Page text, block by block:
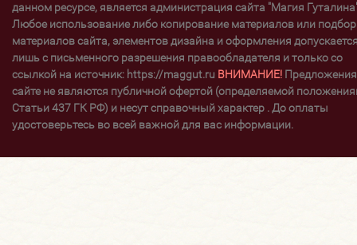
данном ресурсе, является администрация сайта "Магия
Любое использование либо копирование материалов или
материалов сайта, элементов дизайна и оформления
лишь с письменного разрешения правообладателя и только со
ссылкой на источник: https://maggut.ru ВНИМАНИЕ!
сайте не являются публичной офертой (определяемой
Статьи 437 ГК РФ) и несут справочный характер . До оплаты
удостоверьтесь во всей важной для вас информации.